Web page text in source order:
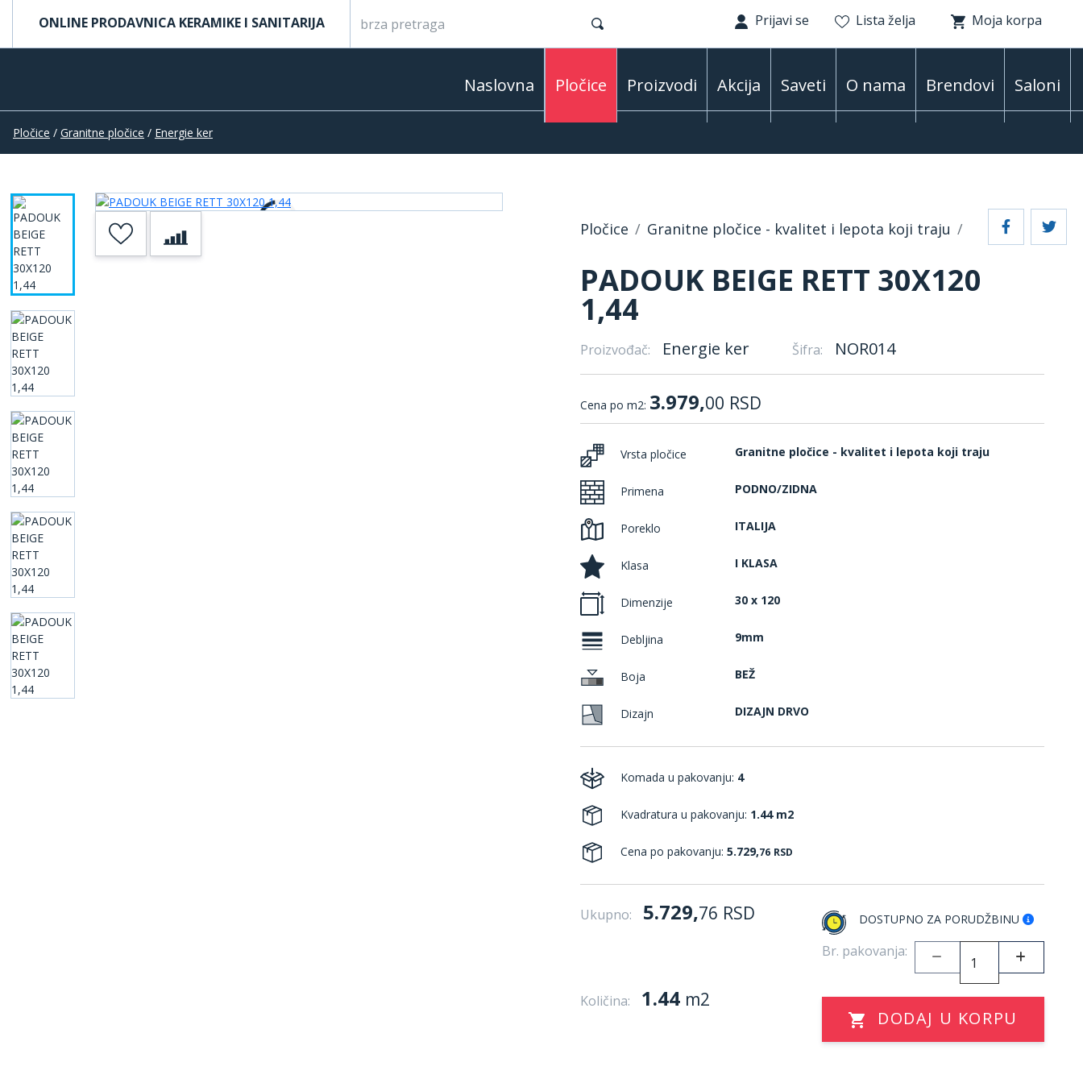
ONLINE PRODAVNICA KERAMIKE I SANITARIJA Prijavi se Lista želja Moja korpa
Naslovna Pločice Proizvodi Akcija Saveti O nama Brendovi Saloni
Pločice / Granitne pločice / Energie ker
Pločice Granitne pločice - kvalitet i lepota koji traju
PADOUK BEIGE RETT 30X120
1,44
Proizvođač: Energie ker Šifra: NOR014
Cena po m2: 3.979,00 RSD
Vrsta pločice Granitne pločice - kvalitet i lepota koji traju
Primena PODNO/ZIDNA
Poreklo ITALIJA
Klasa I KLASA
Dimenzije 30 x 120
Debljina 9mm
Boja BEŽ
Dizajn DIZAJN DRVO
Komada u pakovanju: 4
Kvadratura u pakovanju: 1.44 m2
Cena po pakovanju: 5.729,76 RSD
Ukupno: 5.729,76 RSD DOSTUPNO ZA PORUDŽBINU
Br. pakovanja:
Količina: 1.44 m2
DODAJ U KORPU